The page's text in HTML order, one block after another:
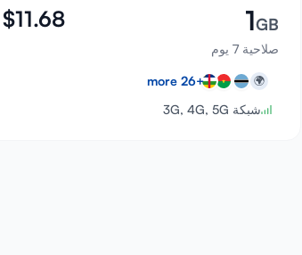
1GB
صلاحية 7 يوم
$11.68
🌍
+
26
شبكة 3G, 4G, 5G